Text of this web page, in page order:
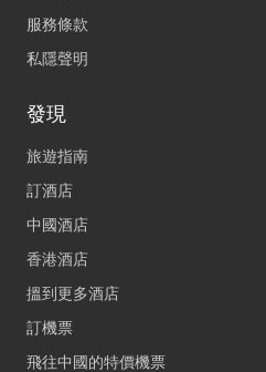
服務條款
私隱聲明
發現
旅遊指南
訂酒店
中國酒店
香港酒店
搵到更多酒店
訂機票
飛往中國的特價機票